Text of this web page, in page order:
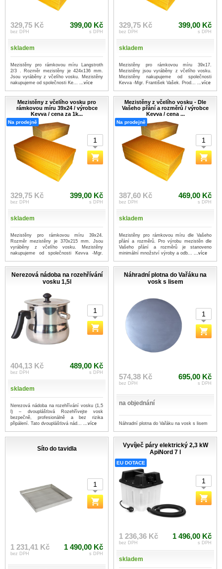
329,75 Kč
bez DPH
399,00 Kč
s DPH
skladem
Mezistěny pro rámkovou míru Langstroth
2/3 . Rozměr mezistěny je 424x136 mm.
Jsou vyráběny z včelího vosku. Mezistěny
nakupujeme od společnosti Ke... ...více
329,75 Kč
bez DPH
399,00 Kč
s DPH
skladem
Mezistěny pro rámkovou míru 39x17.
Mezistěny jsou vyráběny z včelího vosku.
Mezistěny nakupujeme od společnosti
Kevva -Mgr. František Vašek. Prod... ...více
Mezistěny z včelího vosku pro
rámkovou míru 39x24 / výrobce
Kevva / cena za 1k...
Na prodejně
329,75 Kč
bez DPH
399,00 Kč
s DPH
skladem
Mezistěny pro rámkovou míru 39x24.
Rozměr mezistěny je 370x215 mm. Jsou
vyráběny z včelího vosku. Mezistěny
nakupujeme od společnosti Kevva -Mgr.
Mezistěny z včelího vosku - Dle
Vašeho přání a rozměrů / výrobce
Kevva / cena ...
Na prodejně
387,60 Kč
bez DPH
469,00 Kč
s DPH
skladem
Mezistěny pro rámkovou míru dle Vašeho
přání a rozměrů. Pro výrobu mezistěn dle
Vašeho přání a rozměrů je stanoveno
minimální množství výroby a odb... ...více
Nerezová nádoba na rozehřívání
vosku 1,5l
404,13 Kč
bez DPH
489,00 Kč
s DPH
skladem
Nerezová nádoba na rozehřívání vosku (1,5
l) – dvouplášťová Rozehřívejte vosk
bezpečně, profesionálně a bez rizika
připálení. Tato dvouplášťová nád... ...více
Náhradní plotna do Vařáku na
vosk s lisem
574,38 Kč
bez DPH
695,00 Kč
s DPH
na objednání
Náhradní plotna do Vařáku na vosk s lisem
Síto do tavidla
1 231,41 Kč
bez DPH
1 490,00 Kč
s DPH
Vyvíječ páry elektrický 2,3 kW
ApiNord 7 l
EU DOTACE
1 236,36 Kč
bez DPH
1 496,00 Kč
s DPH
skladem